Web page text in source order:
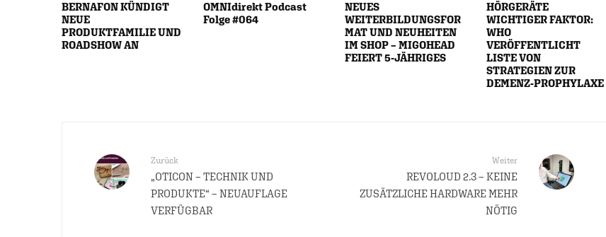
BERNAFON KÜNDIGT
NEUE
PRODUKTFAMILIE UND
ROADSHOW AN
OMNIdirekt Podcast
Folge #064
NEUES
WEITERBILDUNGSFOR
MAT UND NEUHEITEN
IM SHOP – MIGOHEAD
FEIERT 5-JÄHRIGES
HÖRGERÄTE
WICHTIGER FAKTOR:
WHO
VERÖFFENTLICHT
LISTE VON
STRATEGIEN ZUR
DEMENZ-PROPHYLAXE
Zurück
„OTICON – TECHNIK UND
PRODUKTE“ – NEUAUFLAGE
VERFÜGBAR
Weiter
REVOLOUD 2.3 – KEINE
ZUSÄTZLICHE HARDWARE MEHR
NÖTIG